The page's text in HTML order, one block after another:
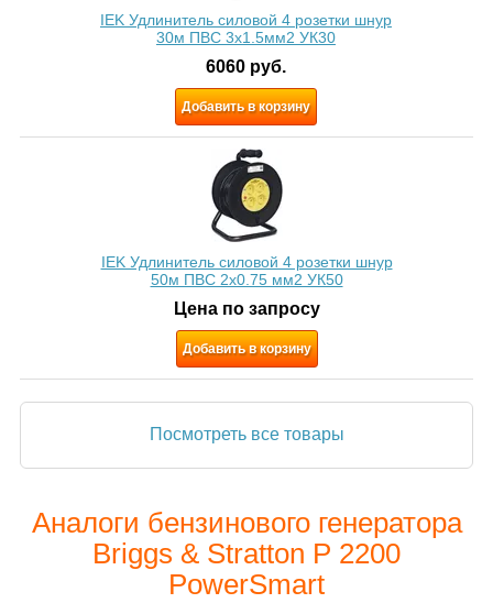
IEK Удлинитель силовой 4 розетки шнур
30м ПВС 3х1.5мм2 УК30
6060 руб.
Добавить в корзину
IEK Удлинитель силовой 4 розетки шнур
50м ПВС 2х0.75 мм2 УК50
Цена по запросу
Добавить в корзину
Посмотреть все товары
Аналоги бензинового генератора
Briggs & Stratton P 2200
PowerSmart